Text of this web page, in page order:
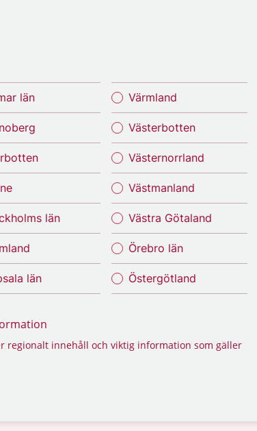
län
län
län
Värmland
Västerbotten
Västernorrland
Västmanland
Västra Götaland
Örebro län
Östergötland
regionalt innehåll och viktig information som gäller